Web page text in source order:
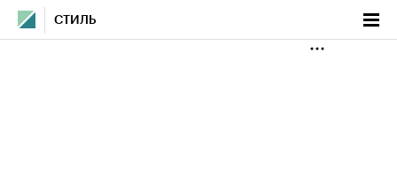
СТИЛЬ